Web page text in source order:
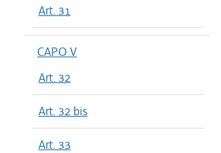
Art. 31
CAPO V
Art. 32
Art. 32 bis
Art. 33